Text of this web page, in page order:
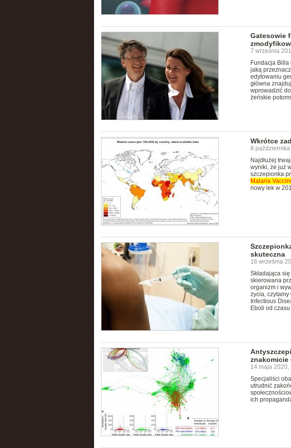
Gatesowie
7 września
Fundacja Billa
jaką
edytowaniu
główna
wprowadzić
żeńskie
Wkrótce
8
Najdłużej
wyniki, że już
szczepionka
Malaria
nowy lek w
skuteczna
16 września
Składająca
skierowana
organizm i
życia, czytamy
Infectious
Eboli od
znakomicie
14 maja 2020,
Specjaliści
utrudnić
ich